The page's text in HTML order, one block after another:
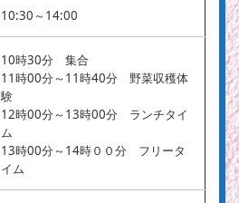
10:30～14:00
10時30分 集合
11時00分～11時40分 野菜収穫体
験
12時00分～13時00分 ランチタイ
ム
13時00分～14時００分 フリータ
イム